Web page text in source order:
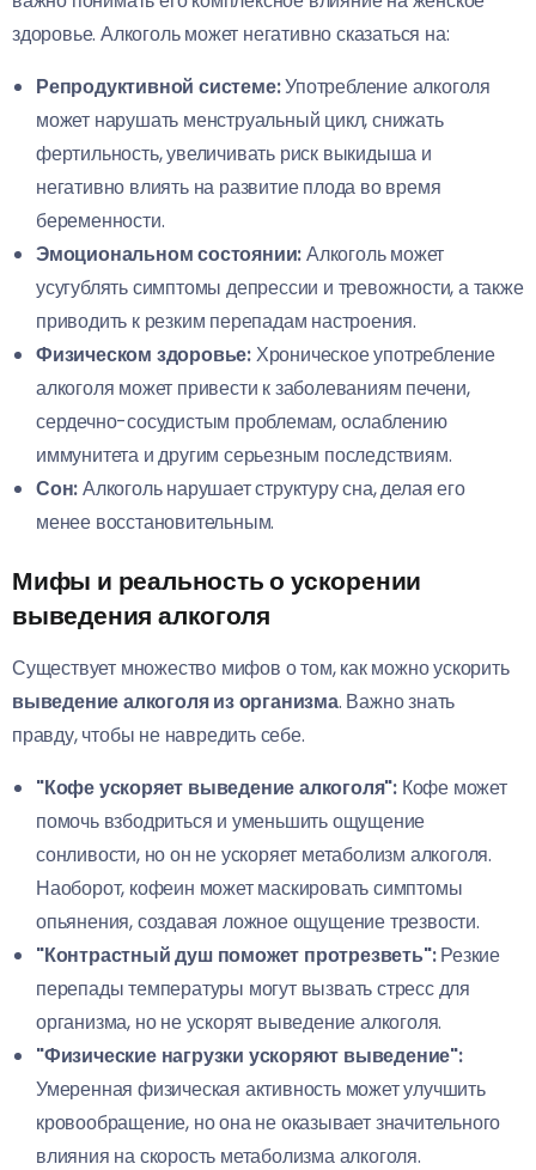
здоровье. Алкоголь может негативно сказаться на:
Репродуктивной системе:Употребление алкоголя
может нарушать менструальный цикл, снижать
фертильность, увеличивать риск выкидыша и
негативно влиять на развитие плода во время
беременности.
Эмоциональном состоянии:Алкоголь может
усугублять симптомы депрессии и тревожности, а также
приводить к резким перепадам настроения.
Физическом здоровье:Хроническое употребление
алкоголя может привести к заболеваниям печени,
сердечно-сосудистым проблемам, ослаблению
иммунитета и другим серьезным последствиям.
Сон:Алкоголь нарушает структуру сна, делая его
менее восстановительным.
Мифы и реальность о ускорении
выведения алкоголя
Существует множество мифов о том, как можно ускорить
выведение алкоголя из организма. Важно знать
правду, чтобы не навредить себе.
"Кофе ускоряет выведение алкоголя": Кофе может
помочь взбодриться и уменьшить ощущение
сонливости, но он не ускоряет метаболизм алкоголя.
Наоборот, кофеин может маскировать симптомы
опьянения, создавая ложное ощущение трезвости.
"Контрастный душ поможет протрезветь":Резкие
перепады температуры могут вызвать стресс для
организма, но не ускорят выведение алкоголя.
"Физические нагрузки ускоряют выведение":
Умеренная физическая активность может улучшить
кровообращение, но она не оказывает значительного
влияния на скорость метаболизма алкоголя.